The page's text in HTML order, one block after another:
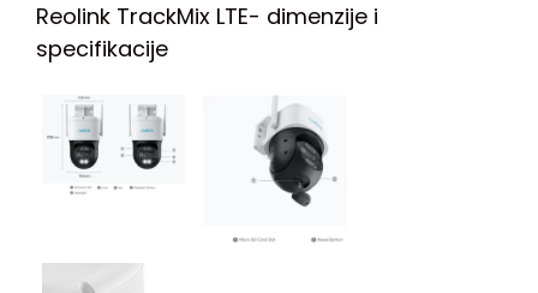
Reolink TrackMix LTE- dimenzije i
specifikacije